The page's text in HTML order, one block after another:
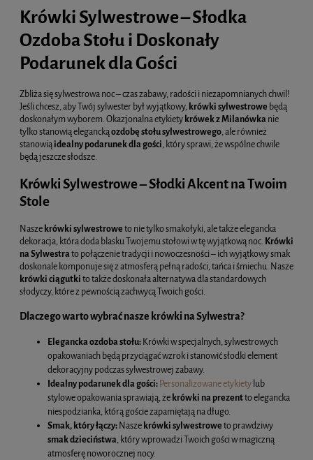
Krówki Sylwestrowe – Słodka
Ozdoba Stołu i Doskonały
Podarunek dla Gości
Zbliża się sylwestrowa noc – czas zabawy, radości i niezapomnianych chwil!
Jeśli chcesz, aby Twój sylwester był wyjątkowy,krówki sylwestrowe będą
doskonałym wyborem. Okazjonalna etykietykrówek z Milanówkanie
tylko stanowią eleganckąozdobę stołu sylwestrowego, ale również
stanowiąidealny podarunek dla gości, który sprawi, że wspólne chwile
będą jeszcze słodsze.
Krówki Sylwestrowe – Słodki Akcent na Twoim
Stole
Naszekrówki sylwestroweto nie tylko smakołyki, ale także elegancka
dekoracja, która doda blasku Twojemu stołowi w tę wyjątkową noc. Krówki
na Sylwestrato połączenie tradycji i nowoczesności – ich wyjątkowy smak
doskonale komponuje się z atmosferą pełną radości, tańca i śmiechu. Nasze
krówki ciągutkito także doskonała alternatywa dla standardowych
słodyczy, które z pewnością zachwycą Twoich gości.
Dlaczego warto wybrać nasze krówki na Sylwestra?
Elegancka ozdoba stołu:Krówki w specjalnych, sylwestrowych
opakowaniach będą przyciągać wzrok i stanowić słodki element
dekoracyjny podczas sylwestrowej zabawy.
Idealny podarunek dla gości:Personalizowane etykietylub
stylowe opakowania sprawiają, żekrówki na prezentto elegancka
niespodzianka, którą goście zapamiętają na długo.
Smak, który łączy:Naszekrówki sylwestroweto prawdziwy
smak dzieciństwa, który wprowadzi Twoich gości w magiczną
atmosferę noworocznej nocy.